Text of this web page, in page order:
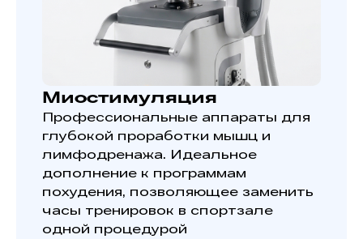
Миостимуляция
Профессиональные аппараты для
глубокой проработки мышц и
лимфодренажа. Идеальное
дополнение к программам
похудения, позволяющее заменить
часы тренировок в спортзале
одной процедурой